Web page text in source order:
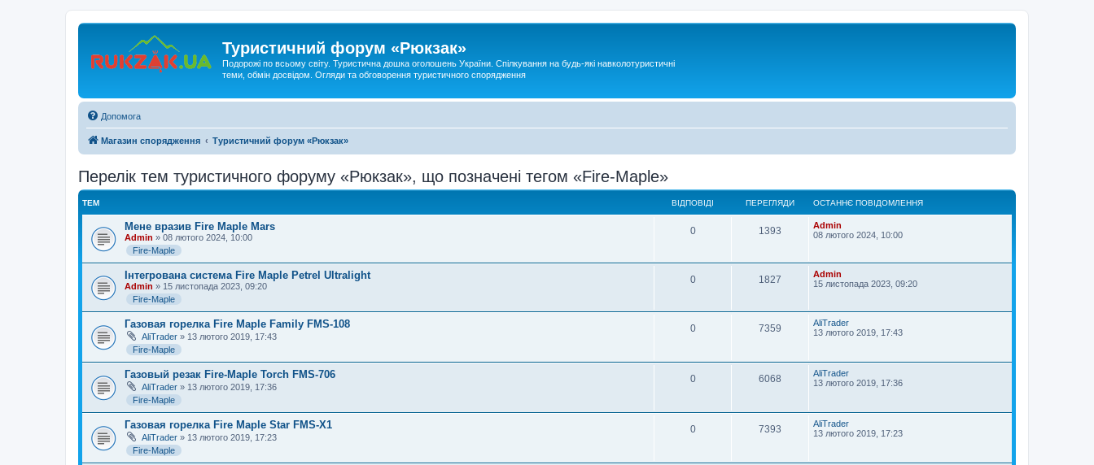
Туристичний форум «Рюкзак»
Подорожі по всьому світу. Туристична дошка оголошень України. Спілкування на будь-які навколотуристичні
теми, обмін досвідом. Огляди та обговорення туристичного спорядження
Допомога
Магазин спорядження Туристичний форум «Рюкзак»
Перелік тем туристичного форуму «Рюкзак», що позначені тегом «Fire-Maple»
ТЕМ ВІДПОВІДІ ПЕРЕГЛЯДИ ОСТАННЄ ПОВІДОМЛЕННЯ
Мене вразив Fire Maple Mars
Admin » 08 лютого 2024, 10:00
Fire-Maple
0 1393
Admin
08 лютого 2024, 10:00
Інтегрована система Fire Maple Petrel Ultralight
Admin » 15 листопада 2023, 09:20
Fire-Maple
0 1827
Admin
15 листопада 2023, 09:20
Газовая горелка Fire Maple Family FMS-108
AliTrader » 13 лютого 2019, 17:43
Fire-Maple
0 7359
AliTrader
13 лютого 2019, 17:43
Газовый резак Fire-Maple Torch FMS-706
AliTrader » 13 лютого 2019, 17:36
Fire-Maple
0 6068
AliTrader
13 лютого 2019, 17:36
Газовая горелка Fire Maple Star FMS-X1
AliTrader » 13 лютого 2019, 17:23
Fire-Maple
0 7393
AliTrader
13 лютого 2019, 17:23